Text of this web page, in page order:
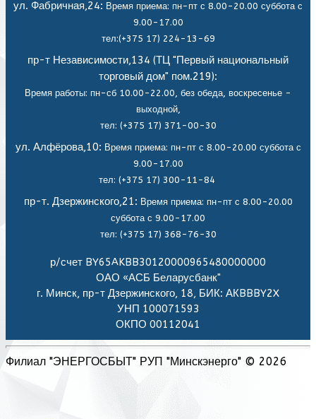
ул. Фабричная,24: Время приема: пн-пт с 8.00-20.00 суббота с
9.00-17.00
тел:(+375 17) 224-13-69
пр-т Независимости,134 (ТЦ "Первый национальный
торговый дом" пом.219):
Время работы: пн-сб 10.00-22.00, без обеда, воскресенье -
выходной,
тел: (+375 17) 371-00-30
ул. Алфёрова,10: Время приема: пн-пт с 8.00-20.00 суббота с
9.00-17.00
тел: (+375 17) 300-11-84
пр-т. Дзержинского,21: Время приема: пн-пт с 8.00-20.00
суббота с 9.00-17.00
тел: (+375 17) 368-76-30
р/счет BY65AKBB30120000965480000000
ОАО «АСБ Беларусбанк"
г. Минск, пр-т Дзержинского, 18, БИК: АКBBBY2X
УНП 100071593
ОКПО 00112041
Филиал "ЭНЕРГОСБЫТ" РУП "Минскэнерго" © 2026